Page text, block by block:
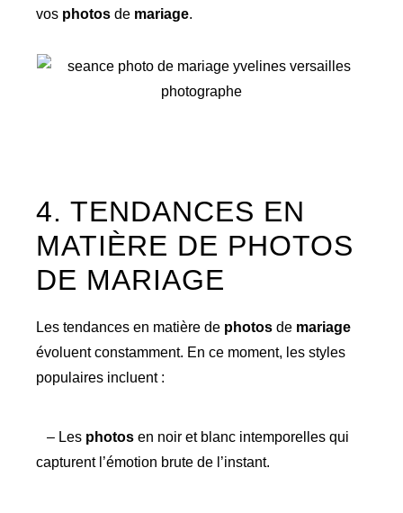
vos photos de mariage.
4. TENDANCES EN
MATIÈRE DE PHOTOS
DE MARIAGE
Les tendances en matière de photos de mariage
évoluent constamment. En ce moment, les styles
populaires incluent :
– Les photos en noir et blanc intemporelles qui
capturent l’émotion brute de l’instant.